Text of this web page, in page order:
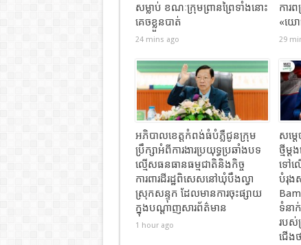
សម្លាប់​ ខណៈ​ក្រុមព្រានព្រៃទាំងនោះ
គេចខ្លួនបាត់
24 mins ago
ការ
«យោ
29
អភិបាលខេត្តកំពង់ធំបំភ្លឺជូនក្រុម
ប្រឹក្សាអំពីការងារប្រយុទ្ធប្រឆាំងបទ
ល្មើសធនធានធម្មជាតិនិងកិច្ច
ការពារដីរដ្ឋពិសេសនៅឃុំបឹងល្វា
ស្រុកសន្ទុក ដែលមានការចុះផ្សាយ
ក្នុងបណ្តាញសារព័ត៌មាន
1 hour ago
សម្ត
ថ្មីម្
ទៅល
បំរុង
ទំនា
របស់
ជើង​